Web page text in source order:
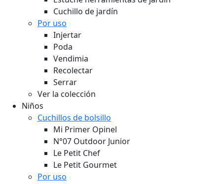
Cuchillo de jardín
Por uso
Injertar
Poda
Vendimia
Recolectar
Serrar
Ver la colección
Niños
Cuchillos de bolsillo
Mi Primer Opinel
N°07 Outdoor Junior
Le Petit Chef
Le Petit Gourmet
Por uso